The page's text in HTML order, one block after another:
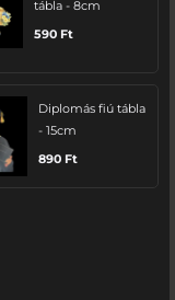
tábla - 8cm
590 Ft
Diplomás fiú tábla
- 15cm
890 Ft